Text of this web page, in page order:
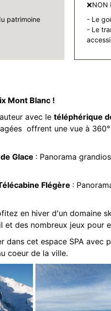
patrimoine
❌NON
- Le
- Le
Mont Blanc !
avec le téléphérique
offrent une vue à
Glace : Panorama
Flégère :
en hiver d'un domaine
et des nombreux jeux pour
dans cet espace SPA avec
coeur de la ville.